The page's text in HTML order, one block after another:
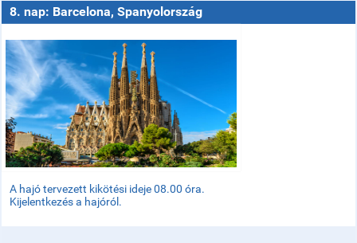
8. nap: Barcelona, Spanyolország
A hajó tervezett kikötési ideje 08.00 óra.
Kijelentkezés a hajóról.